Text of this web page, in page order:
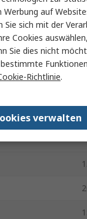
Ifsm
-
Werbung auf
Sie sich mit der
Cookies
Sie dies nicht
Richtlinie.
verwalten